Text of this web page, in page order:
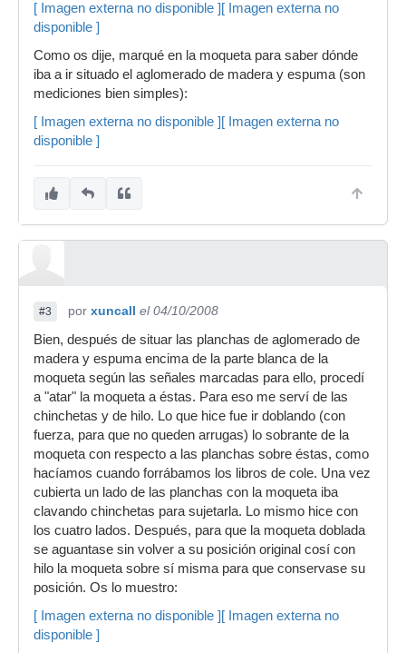
[ Imagen externa no disponible ] [ Imagen externa no
disponible ]
Como os dije, marqué en la moqueta para saber dónde
iba a ir situado el aglomerado de madera y espuma (son
mediciones bien simples):
[ Imagen externa no disponible ] [ Imagen externa no
disponible ]
#3 por xuncall el 04/10/2008
Bien, después de situar las planchas de aglomerado de
madera y espuma encima de la parte blanca de la
moqueta según las señales marcadas para ello, procedí
a "atar" la moqueta a éstas. Para eso me serví de las
chinchetas y de hilo. Lo que hice fue ir doblando (con
fuerza, para que no queden arrugas) lo sobrante de la
moqueta con respecto a las planchas sobre éstas, como
hacíamos cuando forrábamos los libros de cole. Una vez
cubierta un lado de las planchas con la moqueta iba
clavando chinchetas para sujetarla. Lo mismo hice con
los cuatro lados. Después, para que la moqueta doblada
se aguantase sin volver a su posición original cosí con
hilo la moqueta sobre sí misma para que conservase su
posición. Os lo muestro:
[ Imagen externa no disponible ] [ Imagen externa no
disponible ]